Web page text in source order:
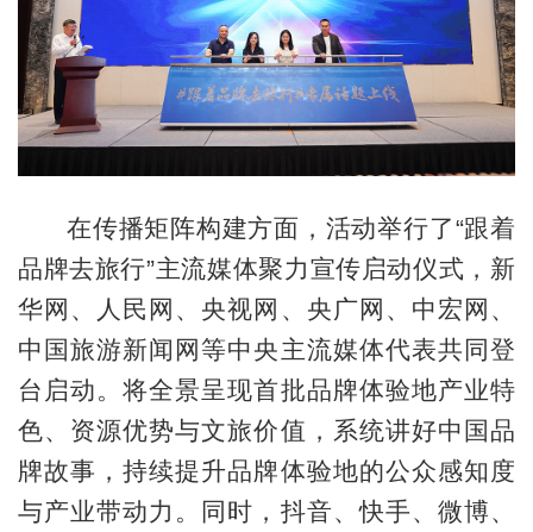
在传播矩阵构建方面，活动举行了“跟着
品牌去旅行”主流媒体聚力宣传启动仪式，新
华网、人民网、央视网、央广网、中宏网、
中国旅游新闻网等中央主流媒体代表共同登
台启动。将全景呈现首批品牌体验地产业特
色、资源优势与文旅价值，系统讲好中国品
牌故事，持续提升品牌体验地的公众感知度
与产业带动力。同时，抖音、快手、微博、